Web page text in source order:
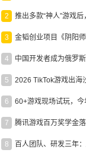
2
3
4 中国开发者成为俄罗
5
6 60+游戏现场试玩，
7
8